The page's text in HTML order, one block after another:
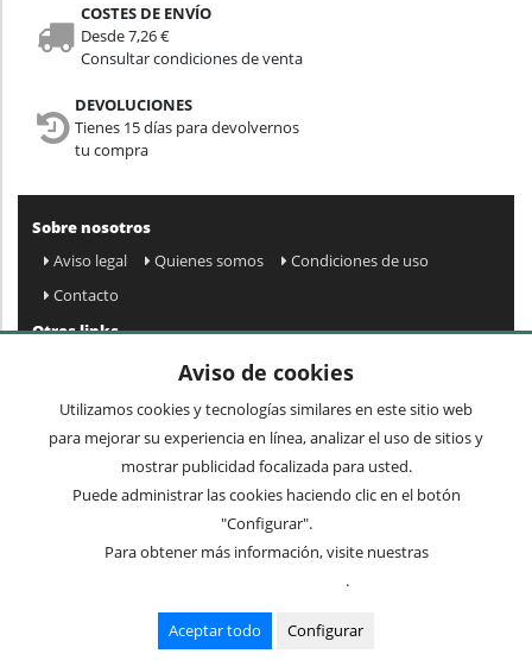
COSTES DE ENVÍO
Desde 7,26 €
Consultar condiciones de venta
DEVOLUCIONES
Tienes 15 días para devolvernos
tu compra
Sobre nosotros
Aviso legal
Quienes somos
Condiciones de uso
Contacto
Otros links
Preguntas frecuentes
Mi cuenta
Condiciones de envío y devolución
Newsletter
Acepto privacidad
Cuadros y espejos Mesas Sillas
Lámparas
Aviso de cookies
Utilizamos cookies y tecnologías similares en este sitio web
para mejorar su experiencia en línea, analizar el uso de sitios y
mostrar publicidad focalizada para usted.
Puede administrar las cookies haciendo clic en el botón
"Configurar".
Para obtener más información, visite nuestras
.
Aceptar todo Configurar